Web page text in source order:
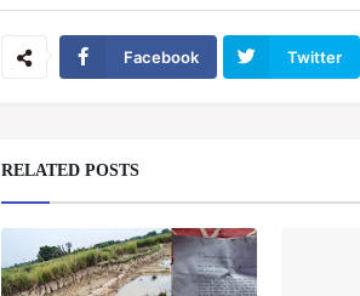
Facebook Twitter
RELATED POSTS